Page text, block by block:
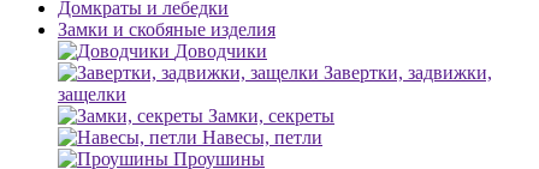
Домкраты и лебедки
Замки и скобяные изделия
Доводчики
Завертки, задвижки,
защелки
Замки, секреты
Навесы, петли
Проушины